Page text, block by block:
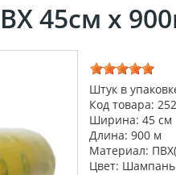
45см х
Штук в
Код товара:
Ширина: 45 см
Длина: 900 м
Материал:
Цвет: Шампань